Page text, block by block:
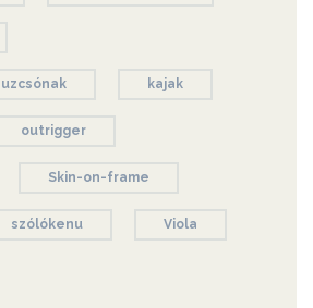
kajak
outrigger
Skin-on-frame
szólókenu Viola